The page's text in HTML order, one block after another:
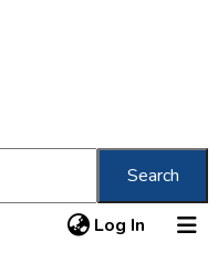
Search
Log In (current)